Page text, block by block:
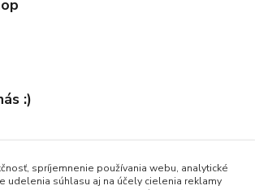
:)
spríjemnenie používania webu, analytické
udelenia súhlasu aj na účely cielenia reklamy